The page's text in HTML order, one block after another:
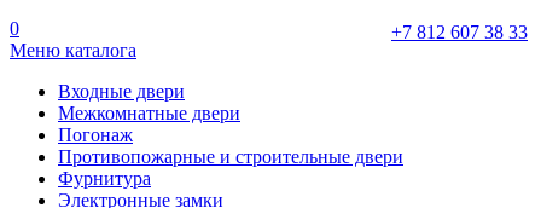
+7 812 607 38 33
0
Меню каталога
Входные двери
Межкомнатные двери
Погонаж
Противопожарные и строительные двери
Фурнитура
Электронные замки